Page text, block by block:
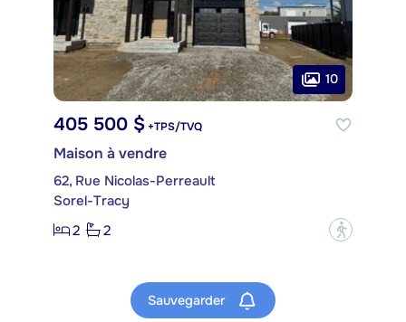
10
405 500 $ +TPS/TVQ
Maison à vendre
62, Rue Nicolas-Perreault
Sorel-Tracy
2
2 ?
Sauvegarder